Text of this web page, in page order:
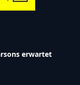
erwartet